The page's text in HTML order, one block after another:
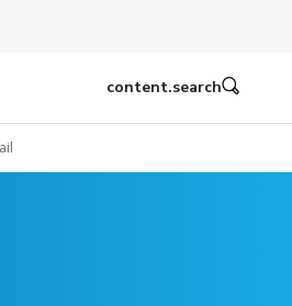
content.search